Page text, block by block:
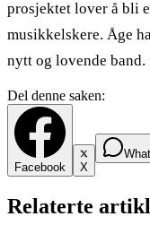
prosjektet lover å bli
musikkelskere. Åge
nytt og lovende band.
Del denne saken:
Facebook X
Relaterte